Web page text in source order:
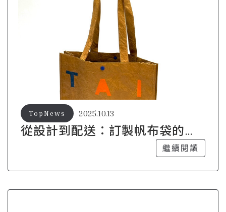
從設計到配送：訂製帆布袋的完
2025.10.13
TopNews
繼續閱讀